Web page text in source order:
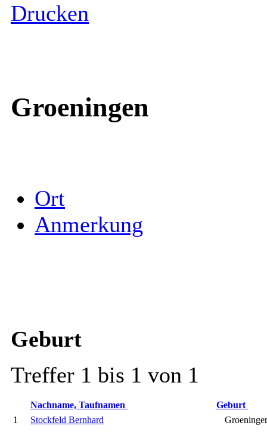
Drucken
Groeningen
Ort
Anmerkung
Geburt
Treffer 1 bis 1 von 1
Nachname, Taufnamen
Geburt
1
Stockfeld Bernhard